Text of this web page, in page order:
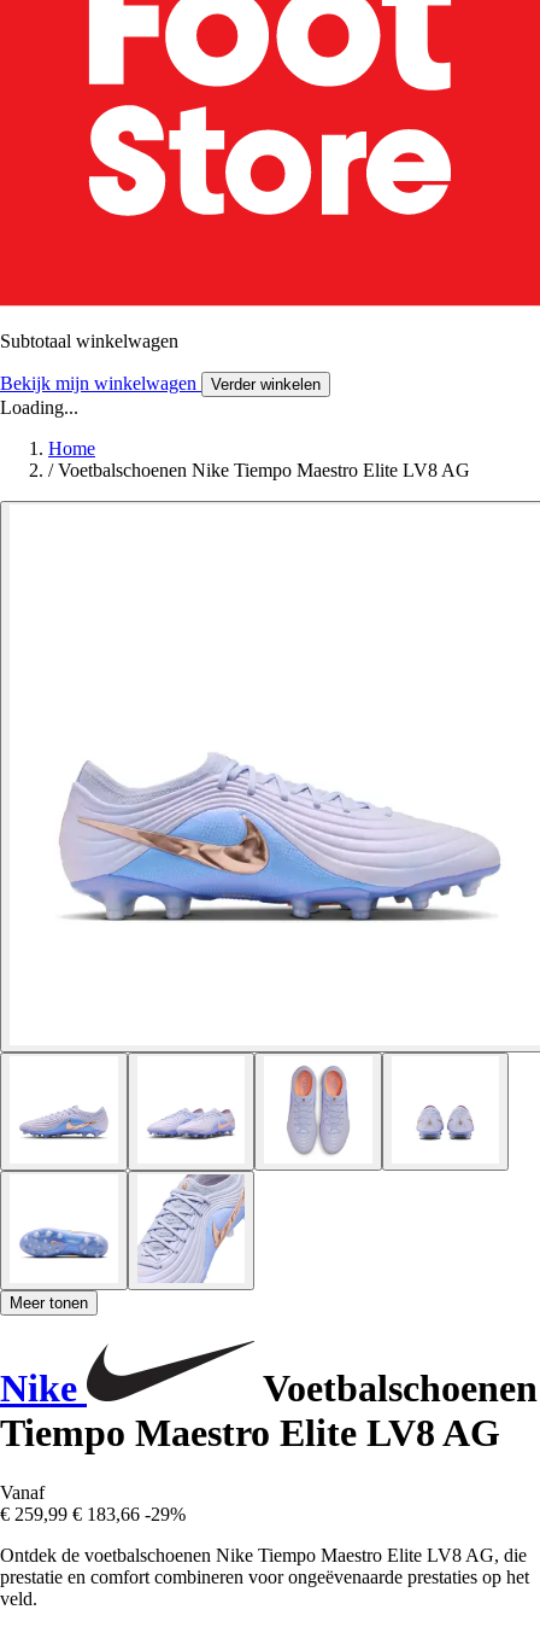
Subtotaal winkelwagen
Bekijk mijn winkelwagen Verder winkelen
Loading...
Home
/ Voetbalschoenen Nike Tiempo Maestro Elite LV8 AG
Meer tonen
Nike
Voetbalschoenen
Tiempo Maestro Elite LV8 AG
Vanaf
€ 259,99 € 183,66 -29%
Ontdek de voetbalschoenen Nike Tiempo Maestro Elite LV8 AG, die
prestatie en comfort combineren voor ongeëvenaarde prestaties op het
veld.